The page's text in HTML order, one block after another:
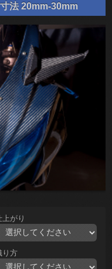
法 20mm-30mm
上がり
り方